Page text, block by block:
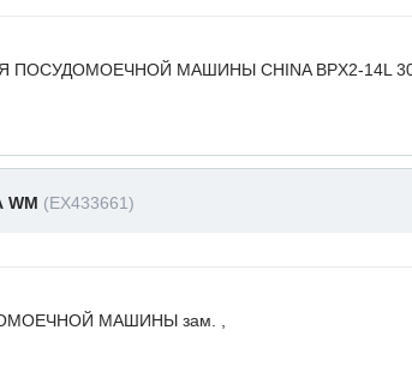
МАШИНЫ CHINA BPX2-14L
(EX433661)
МАШИНЫ зам. ,